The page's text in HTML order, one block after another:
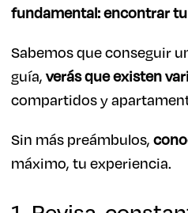
fundamental: encontrar
Sabemos que conseguir
guía,verás que existen
compartidos y
Sin más preámbulos,
máximo, tu experiencia.